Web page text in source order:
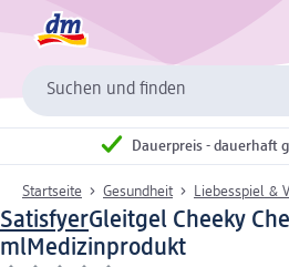
Suchen und finden
Dauerpreis - dauerhaft
Startseite Gesundheit Liebesspiel &
SatisfyerGleitgel Cheeky
mlMedizinprodukt